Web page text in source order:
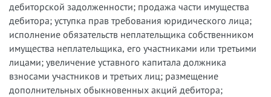
дебиторской задолженности; продажа части имущества
дебитора; уступка прав требования юридического лица;
исполнение обязательств неплательщика собственником
имущества неплательщика, его участниками или третьими
лицами; увеличение уставного капитала должника
взносами участников и третьих лиц; размещение
дополнительных обыкновенных акций дебитора;